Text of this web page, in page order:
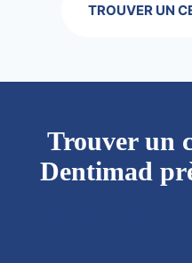
TROUVER UN
Trouver un
Dentimad